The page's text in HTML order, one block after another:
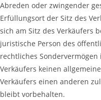
Abreden oder zwingender
Erfüllungsort der Sitz des
sich am Sitz des Verkäufers
juristische Person des
rechtliches
Verkäufers keinen
Verkäufers einen anderen
bleibt vorbehalten.